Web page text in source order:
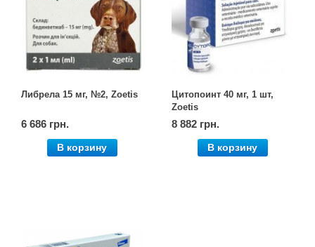
Либрела 15 мг, №2, Zoetis
6 686 грн.
В корзину
Цитопоинт 40 мг, 1 шт,
Zoetis
8 882 грн.
В корзину